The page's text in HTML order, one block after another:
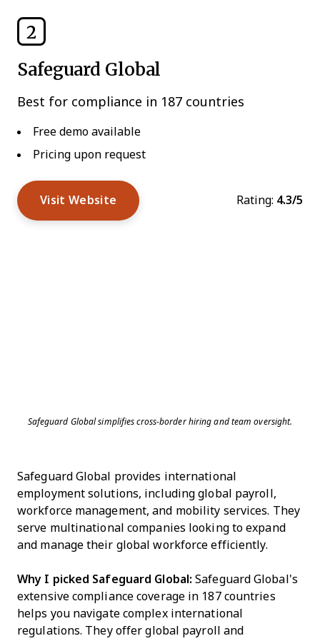
2
Safeguard Global
Best for compliance in 187 countries
Free demo available
Pricing upon request
Visit Website Rating: 4.3/5
Safeguard Global simplifies cross-border hiring and team oversight.
Safeguard Global provides international
employment solutions, including global payroll,
workforce management, and mobility services. They
serve multinational companies looking to expand
and manage their global workforce efficiently.
Why I picked Safeguard Global: Safeguard Global's
extensive compliance coverage in 187 countries
helps you navigate complex international
regulations. They offer global payroll and